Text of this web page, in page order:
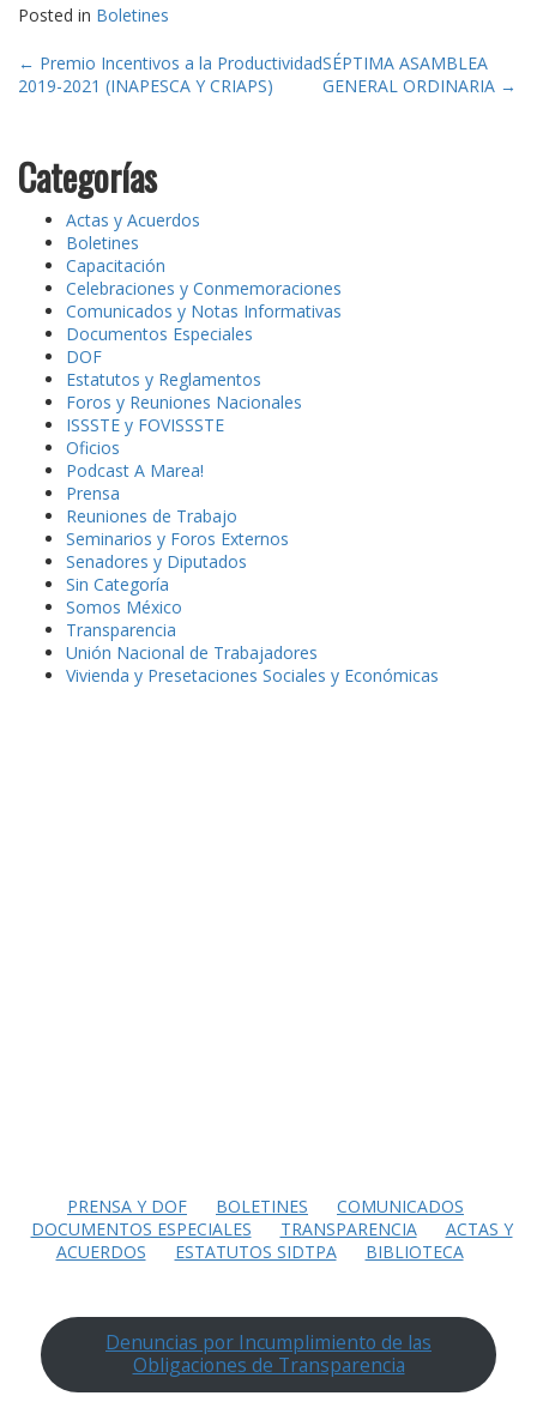
Posted in Boletines
Post
navigation
← Premio Incentivos a la Productividad
2019-2021 (INAPESCA Y CRIAPS)
SÉPTIMA ASAMBLEA
GENERAL ORDINARIA →
Categorías
Actas y Acuerdos
Boletines
Capacitación
Celebraciones y Conmemoraciones
Comunicados y Notas Informativas
Documentos Especiales
DOF
Estatutos y Reglamentos
Foros y Reuniones Nacionales
ISSSTE y FOVISSSTE
Oficios
Podcast A Marea!
Prensa
Reuniones de Trabajo
Seminarios y Foros Externos
Senadores y Diputados
Sin Categoría
Somos México
Transparencia
Unión Nacional de Trabajadores
Vivienda y Presetaciones Sociales y Económicas
PRENSA Y DOF BOLETINES
COMUNICADOS
DOCUMENTOS ESPECIALES
TRANSPARENCIA
ACTAS Y
ACUERDOS
ESTATUTOS SIDTPA BIBLIOTECA
Denuncias por Incumplimiento de las
Obligaciones de Transparencia